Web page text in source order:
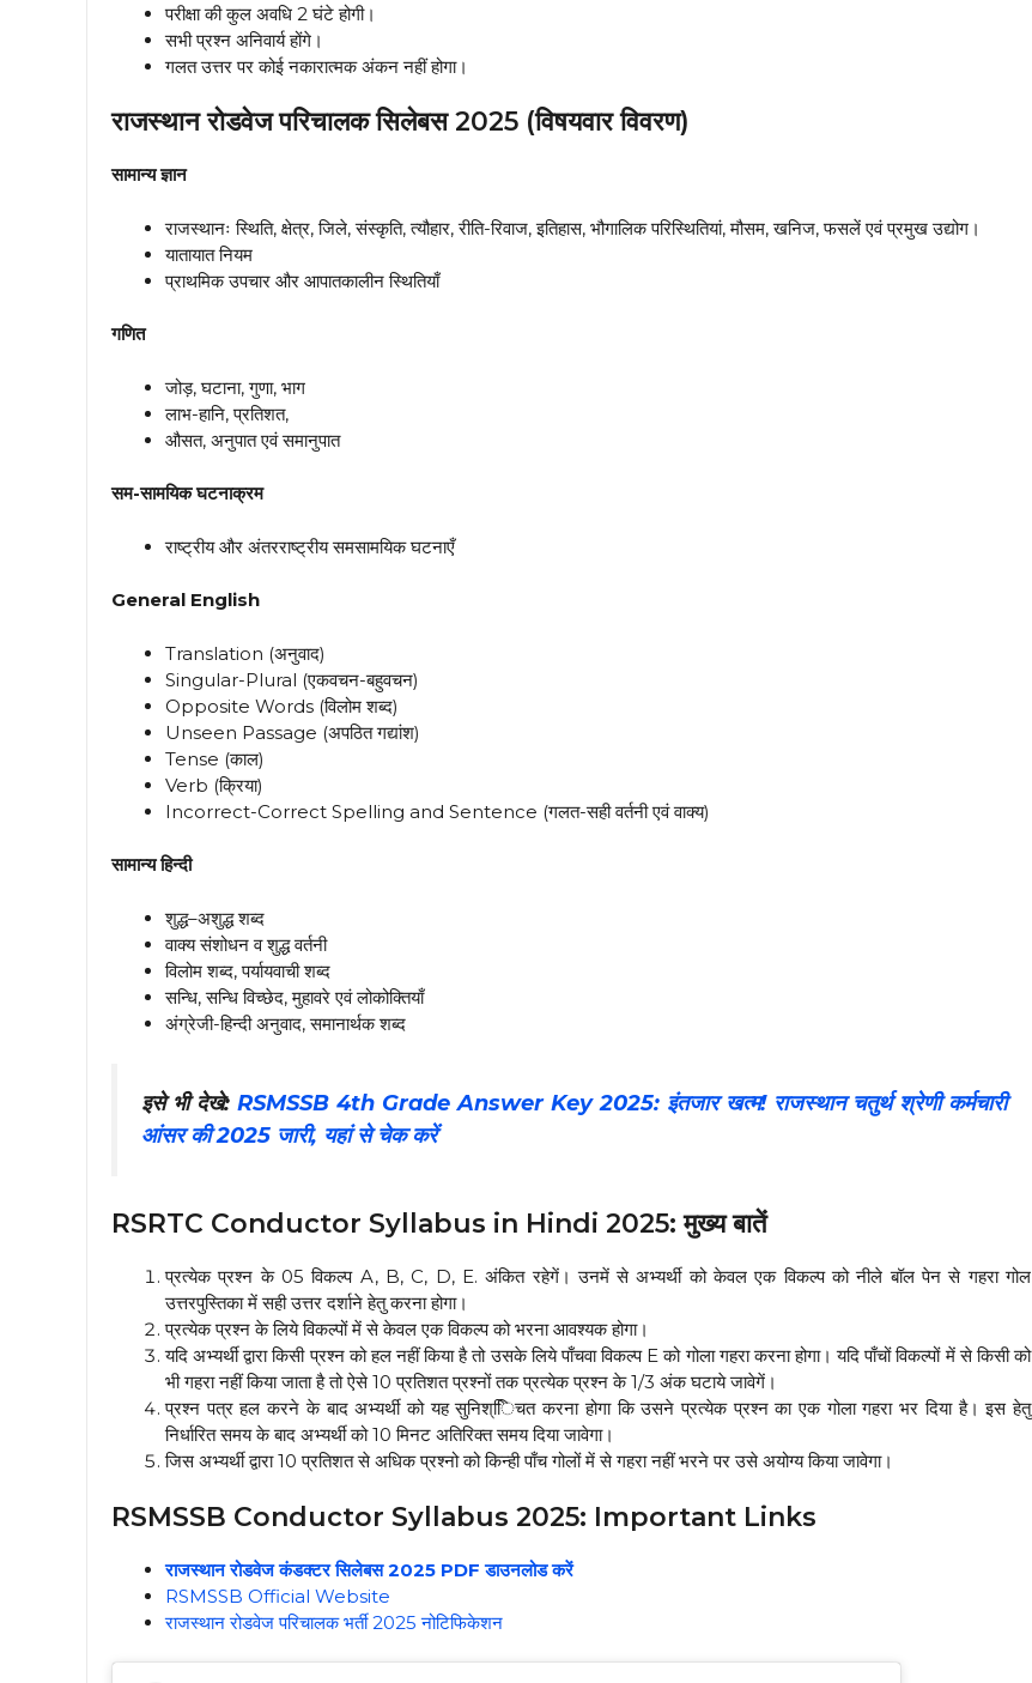
परीक्षा की कुल अवधि 2 घंटे होगी।
सभी प्रश्न अनिवार्य होंगे।
गलत उत्तर पर कोई नकारात्मक अंकन नहीं होगा।
राजस्थान रोडवेज परिचालक सिलेबस 2025 (विषयवार विवरण)
सामान्य ज्ञान
राजस्थानः स्थिति, क्षेत्र, जिले, संस्कृति, त्यौहार, रीति-रिवाज, इतिहास, भौगालिक परिस्थितियां, मौसम, खनिज, फसलें एवं प्रमुख उद्योग।
यातायात नियम
प्राथमिक उपचार और आपातकालीन स्थितियाँ
गणित
जोड़, घटाना, गुणा, भाग
लाभ-हानि, प्रतिशत,
औसत, अनुपात एवं समानुपात
सम-सामयिक घटनाक्रम
राष्ट्रीय और अंतरराष्ट्रीय समसामयिक घटनाएँ
General English
Translation (अनुवाद)
Singular-Plural (एकवचन-बहुवचन)
Opposite Words (विलोम शब्द)
Unseen Passage (अपठित गद्यांश)
Tense (काल)
Verb (क्रिया)
Incorrect-Correct Spelling and Sentence (गलत-सही वर्तनी एवं वाक्य)
सामान्य हिन्दी
शुद्ध–अशुद्ध शब्द
वाक्य संशोधन व शुद्ध वर्तनी
विलोम शब्द, पर्यायवाची शब्द
सन्धि, सन्धि विच्छेद, मुहावरे एवं लोकोक्तियाँ
अंग्रेजी-हिन्दी अनुवाद, समानार्थक शब्द
इसे भी देखे: RSMSSB 4th Grade Answer Key 2025: इंतजार खत्म! राजस्थान चतुर्थ श्रेणी कर्मचारी
आंसर की 2025 जारी, यहां से चेक करें
RSRTC Conductor Syllabus in Hindi 2025: मुख्य बातें
प्रत्येक प्रश्न के 05 विकल्प A, B, C, D, E. अंकित रहेगें। उनमें से अभ्यर्थी को केवल एक विकल्प को नीले बॉल पेन से गहरा गोल
उत्तरपुस्तिका में सही उत्तर दर्शाने हेतु करना होगा।
प्रत्येक प्रश्न के लिये विकल्पों में से केवल एक विकल्प को भरना आवश्यक होगा।
यदि अभ्यर्थी द्वारा किसी प्रश्न को हल नहीं किया है तो उसके लिये पाँचवा विकल्प E को गोला गहरा करना होगा। यदि पाँचों विकल्पों में से किसी को
भी गहरा नहीं किया जाता है तो ऐसे 10 प्रतिशत प्रश्नों तक प्रत्येक प्रश्न के 1/3 अंक घटाये जावेगें।
प्रश्न पत्र हल करने के बाद अभ्यर्थी को यह सुनिश्ििचत करना होगा कि उसने प्रत्येक प्रश्न का एक गोला गहरा भर दिया है। इस हेतु
निर्धारित समय के बाद अभ्यर्थी को 10 मिनट अतिरिक्त समय दिया जावेगा।
जिस अभ्यर्थी द्वारा 10 प्रतिशत से अधिक प्रश्नो को किन्ही पाँच गोलों में से गहरा नहीं भरने पर उसे अयोग्य किया जावेगा।
RSMSSB Conductor Syllabus 2025: Important Links
राजस्थान रोडवेज कंडक्टर सिलेबस 2025 PDF डाउनलोड करें
RSMSSB Official Website
राजस्थान रोडवेज परिचालक भर्ती 2025 नोटिफिकेशन